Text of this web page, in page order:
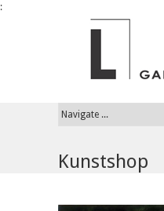
:
Kunstshop